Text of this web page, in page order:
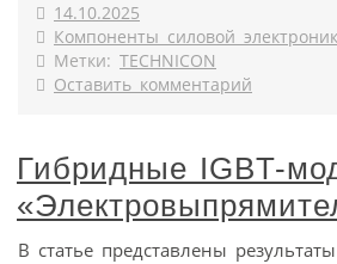
14.10.2025
Компоненты силовой
Метки: TECHNICON
Оставить комментарий
Гибридные IGBT-
В статье представлены